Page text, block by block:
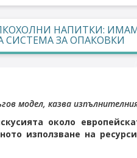
НАПИТКИ:
СИСТЕМА ЗА ОПАКОВКИ
модел, казва
около
използване на